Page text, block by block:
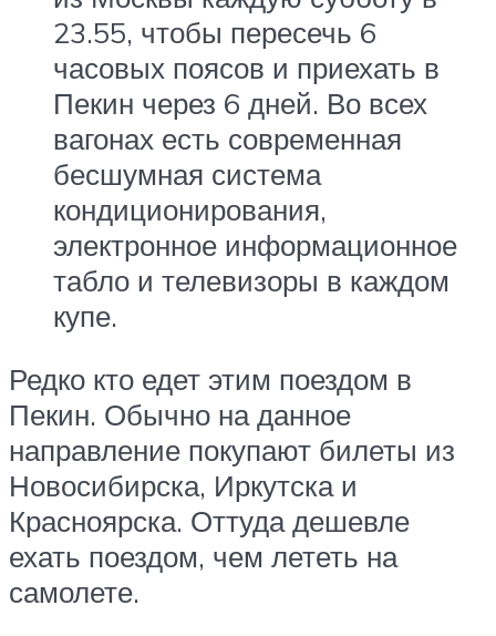
23.55, чтобы пересечь 6
часовых поясов и приехать в
Пекин через 6 дней. Во всех
вагонах есть современная
бесшумная система
кондиционирования,
электронное информационное
табло и телевизоры в каждом
купе.
Редко кто едет этим поездом в
Пекин. Обычно на данное
направление покупают билеты из
Новосибирска, Иркутска и
Красноярска. Оттуда дешевле
ехать поездом, чем лететь на
самолете.